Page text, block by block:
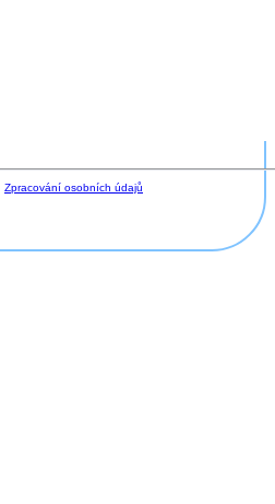
Zpracování osobních údajů